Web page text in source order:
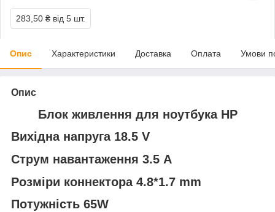
283,50 ₴ від 5 шт.
Опис Характеристики Доставка Оплата Умови
Опис
Блок живлення для ноутбука HP
Вихідна напруга 18.5 V
Струм навантаження 3.5 A
Розміри коннектора 4.8*1.7 mm
Потужність 65W